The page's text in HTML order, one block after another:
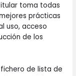
toma todas
prácticas
uso, acceso
de los
de lista de